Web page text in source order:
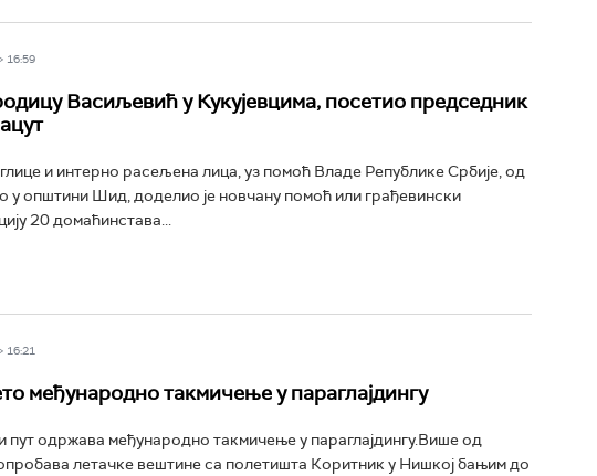
16:59
Васиљевић у Кукујевцима, посетио председник
и интерно расељена лица, уз помоћ Владе Републике Србије, од
у општини Шид, доделио је новчану помоћ или грађевински
20 домаћинстава...
16:21
међународно такмичење у параглајдингу
одржава међународно такмичење у параглајдингу.Више од
летачке вештине са полетишта Коритник у Нишкој бањим до